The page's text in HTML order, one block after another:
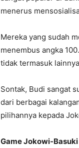
menerus
Mereka yang sudah
menembus angka
tidak termasuk
Sontak, Budi sangat
dari berbagai
pilihannya kepada
Game Jokowi-